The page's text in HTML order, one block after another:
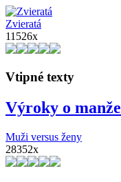
Zvieratá
11526x
Vtipné texty
Výroky o
Muži versus ženy
28352x